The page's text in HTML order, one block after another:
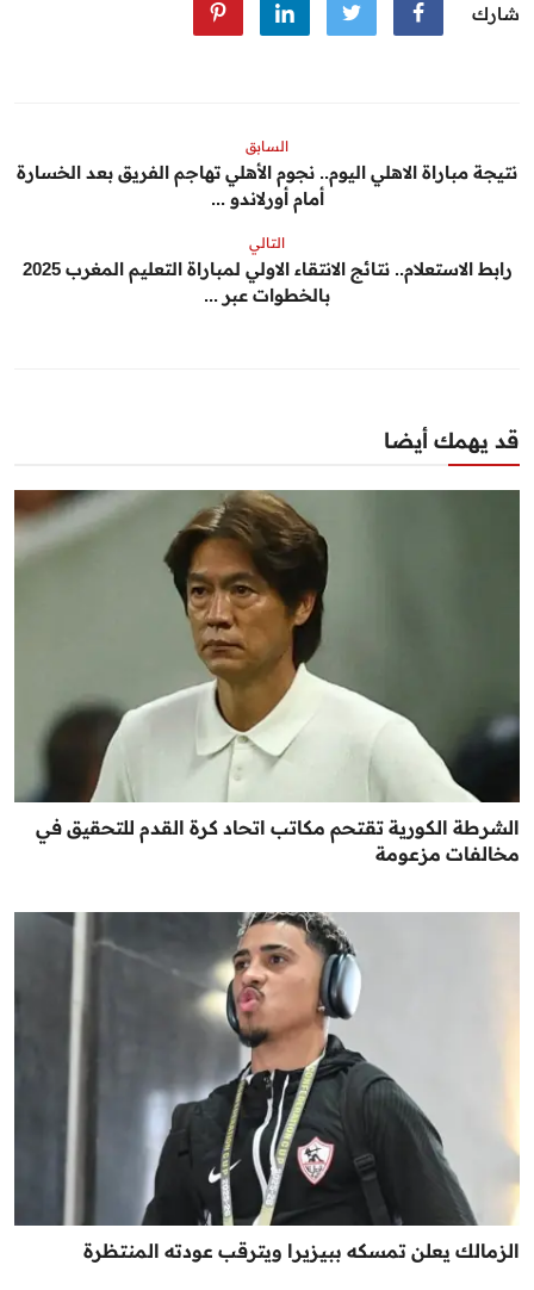
شارك
السابق
نتيجة مباراة الاهلي اليوم.. نجوم الأهلي تهاجم الفريق بعد الخسارة
أمام أورلاندو ...
التالي
رابط الاستعلام.. نتائج الانتقاء الاولي لمباراة التعليم المغرب 2025
بالخطوات عبر ...
قد يهمك أيضا
الشرطة الكورية تقتحم مكاتب اتحاد كرة القدم للتحقيق في
مخالفات مزعومة
الزمالك يعلن تمسكه ببيزيرا ويترقب عودته المنتظرة